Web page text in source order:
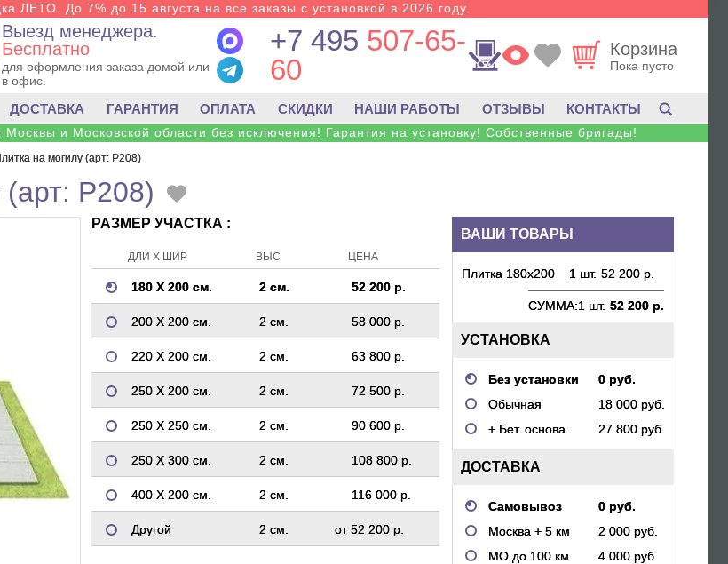
ЛЕТО. До 7% до 15 августа на все заказы с установкой в 2026 году.
Выезд менеджера.
Бесплатно
для оформления заказа домой или
в офис.
+7 495 507-65-
60
Корзина
Пока пусто
ДОСТАВКА ГАРАНТИЯ ОПЛАТА СКИДКИ НАШИ РАБОТЫ ОТЗЫВЫ КОНТАКТЫ
и Московской области без исключения! Гарантия на установку! Собственные бригады!
на могилу (арт: P208)
P208)
ВАШИ ТОВАРЫ
Плитка 180х200 1 шт. 52 200 р.
СУММА:1 шт. 52 200 р.
УСТАНОВКА
Без установки
0 руб.
Обычная
18 000 руб.
+ Бет. основа
27 800 руб.
ДОСТАВКА
Самовывоз
0 руб.
Москва + 5 км
2 000 руб.
МО до 100 км.
4 000 руб.
РАЗМЕР УЧАСТКА :
ДЛИ Х ШИР ВЫС ЦЕНА
180 Х 200 см. 2 см. 52 200 р.
200 Х 200 см. 2 см. 58 000 р.
220 Х 200 см. 2 см. 63 800 р.
250 Х 200 см. 2 см. 72 500 р.
250 Х 250 см. 2 см. 90 600 р.
250 Х 300 см. 2 см. 108 800 р.
400 Х 200 см. 2 см. 116 000 р.
Другой 2 см. от 52 200 р.